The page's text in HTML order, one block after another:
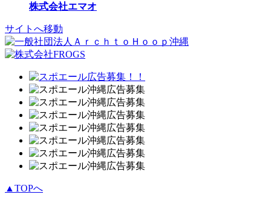
株式会社エマオ
サイトへ移動
▲TOPへ